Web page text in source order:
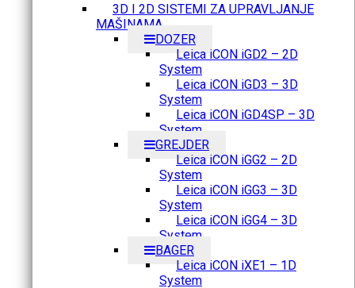
3D I 2D SISTEMI ZA UPRAVLJANJE
MAŠINAMA
DOZER
Leica iCON iGD2 – 2D
System
Leica iCON iGD3 – 3D
System
Leica iCON iGD4SP – 3D
System
GREJDER
Leica iCON iGG2 – 2D
System
Leica iCON iGG3 – 3D
System
Leica iCON iGG4 – 3D
System
BAGER
Leica iCON iXE1 – 1D
System